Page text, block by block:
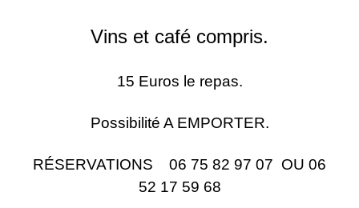
Vins et café compris.
15 Euros le repas.
Possibilité A EMPORTER.
RÉSERVATIONS 06 75 82 97 07 OU 06
52 17 59 68